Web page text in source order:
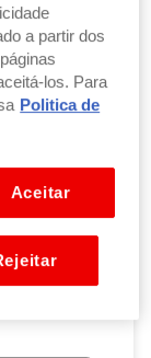
a partir dos
los. Para
Politica de
Aceitar